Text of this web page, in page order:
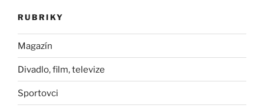
RUBRIKY
Magazín
Divadlo, film, televize
Sportovci